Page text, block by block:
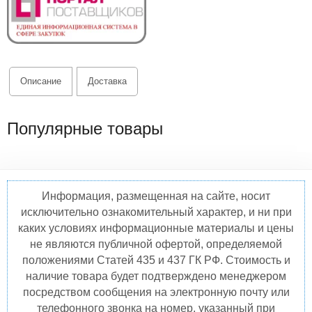
Описание Доставка
Популярные товары
Информация, размещенная на сайте, носит
исключительно ознакомительный характер, и ни при
каких условиях информационные материалы и цены
не являются публичной офертой, определяемой
положениями Статей 435 и 437 ГК РФ. Стоимость и
наличие товара будет подтверждено менеджером
посредством сообщения на электронную почту или
телефонного звонка на номер, указанный при